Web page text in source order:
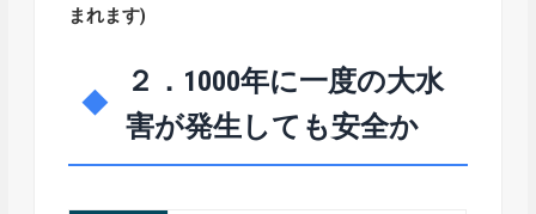
まれます)
２．1000年に一度の大水
害が発生しても安全か